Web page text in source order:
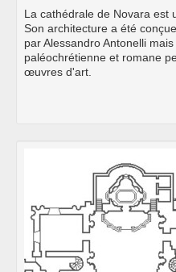
La cathédrale de Novara est
Son architecture a été
par Alessandro Antonelli
paléochrétienne et romane
œuvres d'art.